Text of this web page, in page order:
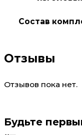
Состав
Отзывы
Отзывов пока нет.
Будьте